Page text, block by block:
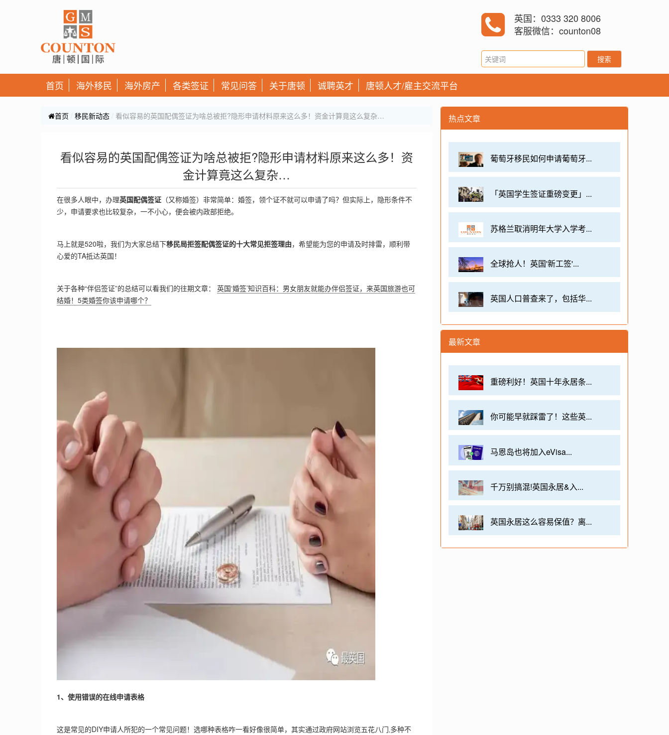
英国：0333 320 8006
客服微信：counton08
搜索
首页 海外移民 海外房产 各类签证 常见问答 关于唐顿 诚聘英才 唐顿人才/雇主交流平台
首页 移民新动态 看似容易的英国配偶签证为啥总被拒?隐形申请材料原来这么多！资金计算竟这么复杂…
看似容易的英国配偶签证为啥总被拒?隐形申请材料原来这么多！资
金计算竟这么复杂…
在很多人眼中，办理英国配偶签证 （又称婚签）非常简单：婚签，领个证不就可以申请了吗？但实际上，隐形条件不
少，申请要求也比较复杂，一不小心，便会被内政部拒绝。
马上就是520啦，我们为大家总结下移民局拒签配偶签证的十大常见拒签理由，希望能为您的申请及时排雷，顺利带
心爱的TA抵达英国！
关于各种“伴侣签证”的总结可以看我们的往期文章： 英国‘婚签’知识百科：男女朋友就能办伴侣签证，来英国旅游也可
结婚！5类婚签你该申请哪个？
1、使用错误的在线申请表格
这是常见的DIY申请人所犯的一个常见问题！选哪种表格咋一看好像很简单，其实通过政府网站浏览五花八门‚多种不
热点文章
葡萄牙移民如何申请葡萄牙...
「英国学生签证重磅变更」...
苏格兰取消明年大学入学考...
全球抢人！英国'新工签'...
英国人口普查来了，包括华...
最新文章
重磅利好！英国十年永居条...
你可能早就踩雷了！这些英...
马恩岛也将加入eVisa...
千万别搞混!英国永居&入...
英国永居这么容易保值？离...